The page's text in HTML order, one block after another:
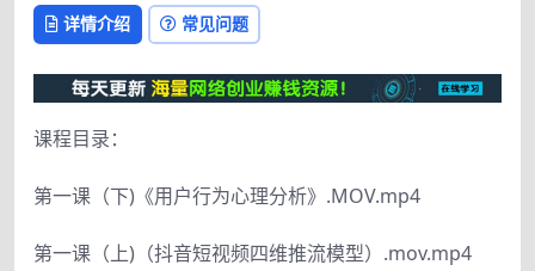
详情介绍 常见问题
课程目录：
第一课（下)《用户行为心理分析》.MOV.mp4
第一课（上)（抖音短视频四维推流模型）.mov.mp4